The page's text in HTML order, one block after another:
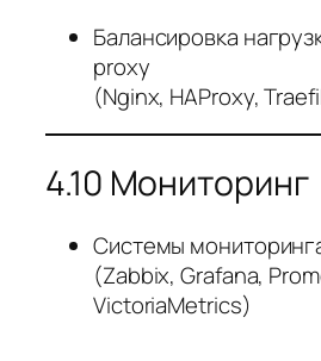
Балансировка
proxy
(Nginx, HAProxy,
4.10 Мониторинг
Системы
(Zabbix, Grafana,
VictoriaMetrics)